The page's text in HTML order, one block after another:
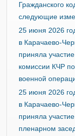
Гражданского
следующие
25 июня 2026
в Карачаево-
приняла
комиссии КЧР
военной
25 июня 2026
в Карачаево-
приняла
пленарном